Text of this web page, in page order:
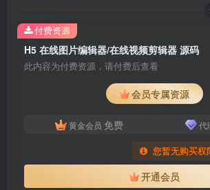
H5 在线图片编辑器/在线视频剪辑器 源码
此内容为付费资源，请付费后查看
会员专属资源
黄金会员 免费 代
您暂无购买权
开通会员
付费资源